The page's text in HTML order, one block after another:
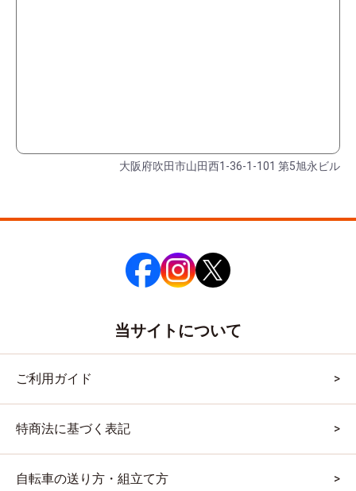
大阪府吹田市山田西1-36-1-101 第5旭永ビル
当サイトについて
ご利用ガイド
特商法に基づく表記
自転車の送り方・組立て方